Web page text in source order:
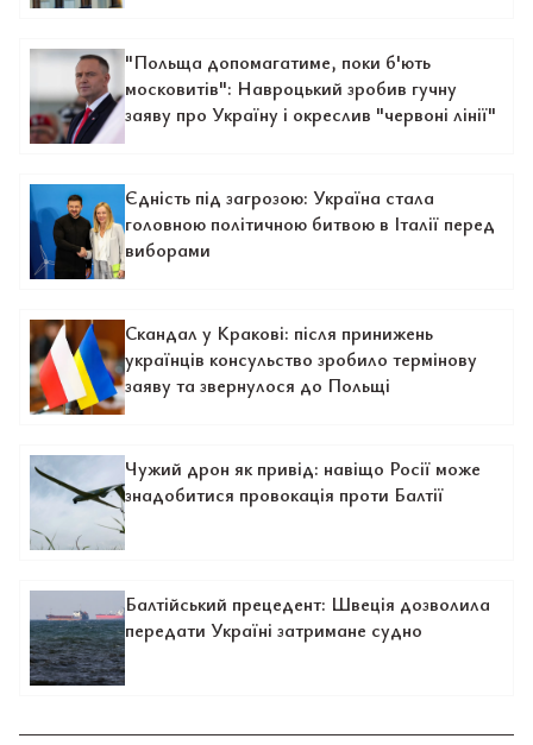
"Польща допомагатиме, поки б'ють
московитів": Навроцький зробив гучну
заяву про Україну і окреслив "червоні лінії"
Єдність під загрозою: Україна стала
головною політичною битвою в Італії перед
виборами
Скандал у Кракові: після принижень
українців консульство зробило термінову
заяву та звернулося до Польщі
Чужий дрон як привід: навіщо Росії може
знадобитися провокація проти Балтії
Балтійський прецедент: Швеція дозволила
передати Україні затримане судно